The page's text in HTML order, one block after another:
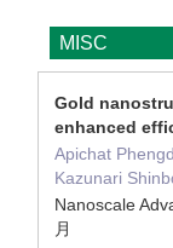
MISC
Gold
enhanced
Apichat
Kazunari
Nanoscale
月